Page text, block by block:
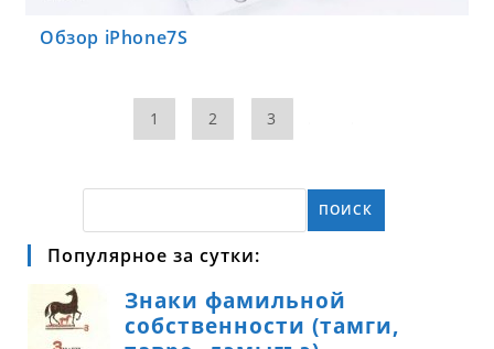
Обзор iPhone7S
1 2 3
ПОИСК
Популярное за сутки: